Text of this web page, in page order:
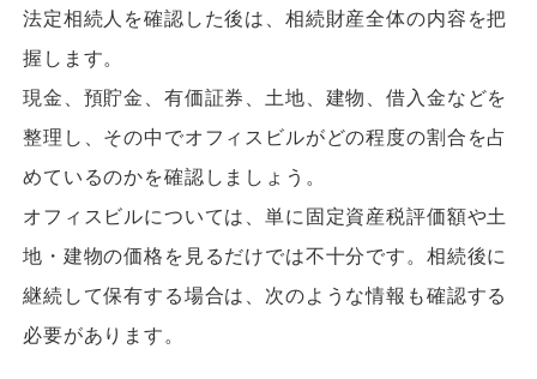
法定相続人を確認した後は、相続財産全体の内容を把
握します。
現金、預貯金、有価証券、土地、建物、借入金などを
整理し、その中でオフィスビルがどの程度の割合を占
めているのかを確認しましょう。
オフィスビルについては、単に固定資産税評価額や土
地・建物の価格を見るだけでは不十分です。相続後に
継続して保有する場合は、次のような情報も確認する
必要があります。